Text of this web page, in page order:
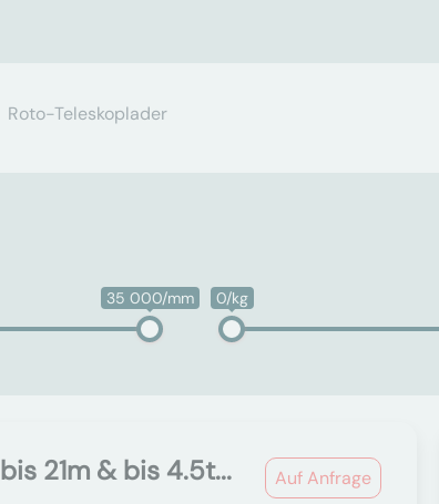
Roto-Teleskoplader
35 000/mm 0/kg
Auf Anfrage
bis 21m & bis 4.5t...